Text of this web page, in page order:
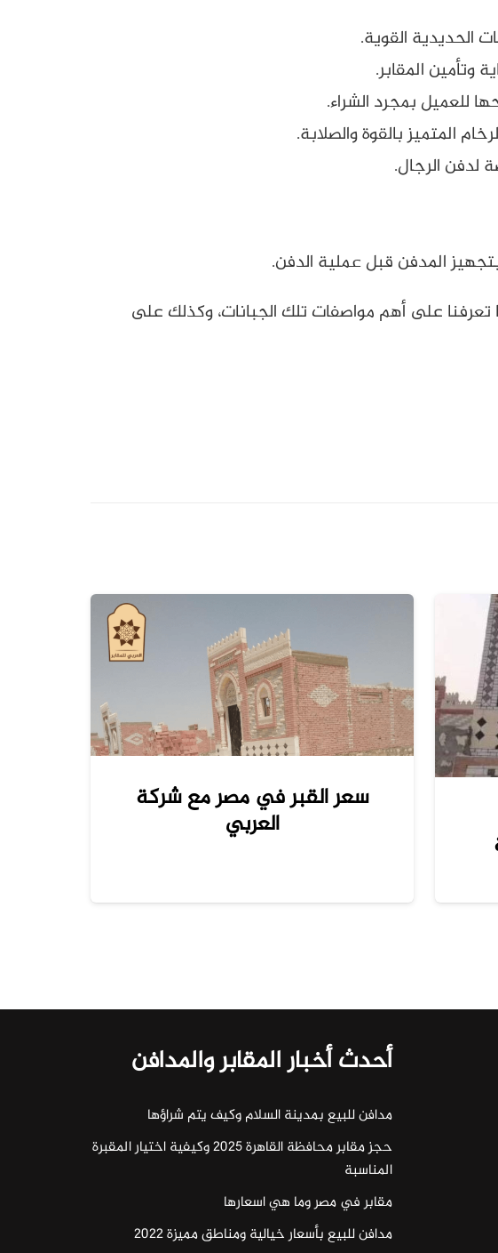
الحديدية القوية.
وتأمين المقابر.
للعميل بمجرد الشراء.
المتميز بالقوة والصلابة.
الرجال.
المدفن قبل عملية الدفن.
محافظة القاهرة 2022 من شركة العربي، كما تعرفنا على أهم مواصفات تلك الجبانات، وكذلك على
سعر القبر في مصر مع شركة
العربي
أحدث أخبار المقابر والمدافن
مدافن للبيع بمدينة السلام وكيف يتم شراؤها
حجز مقابر محافظة القاهرة 2025 وكيفية اختيار المقبرة
المناسبة
مقابر في مصر وما هي اسعارها
مدافن للبيع بأسعار خيالية ومناطق مميزة 2022